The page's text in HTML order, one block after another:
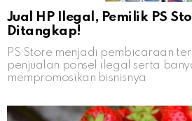
Jual HP Ilegal, Pemilik PS
Ditangkap!
PS Store menjadi pembicaraan
penjualan ponsel ilegal serta
mempromosikan bisnisnya